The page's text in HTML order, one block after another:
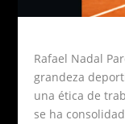
Rafael Nadal
grandeza
una ética de
se ha